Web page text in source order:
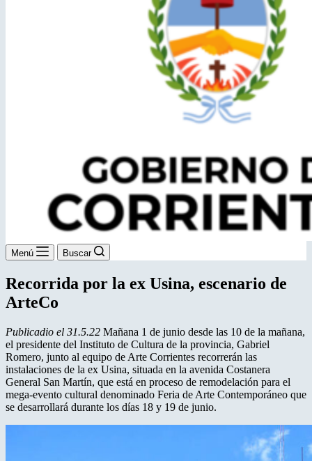
Menú Buscar
Recorrida por la ex Usina, escenario de
ArteCo
Publicadio el 31.5.22 Mañana 1 de junio desde las 10 de la mañana,
el presidente del Instituto de Cultura de la provincia, Gabriel
Romero, junto al equipo de Arte Corrientes recorrerán las
instalaciones de la ex Usina, situada en la avenida Costanera
General San Martín, que está en proceso de remodelación para el
mega-evento cultural denominado Feria de Arte Contemporáneo que
se desarrollará durante los días 18 y 19 de junio.